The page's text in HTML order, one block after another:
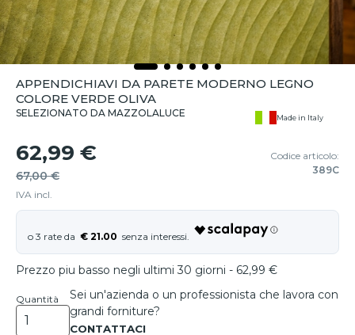
APPENDICHIAVI DA PARETE MODERNO LEGNO
COLORE VERDE OLIVA
SELEZIONATO DA MAZZOLALUCE Made in Italy
62,99 €
67,00 €
IVA incl.
Codice articolo:
389C
€ 21.00
Prezzo piu basso negli ultimi 30 giorni - 62,99 €
Quantità
Sei un'azienda o un professionista che lavora con
grandi forniture?